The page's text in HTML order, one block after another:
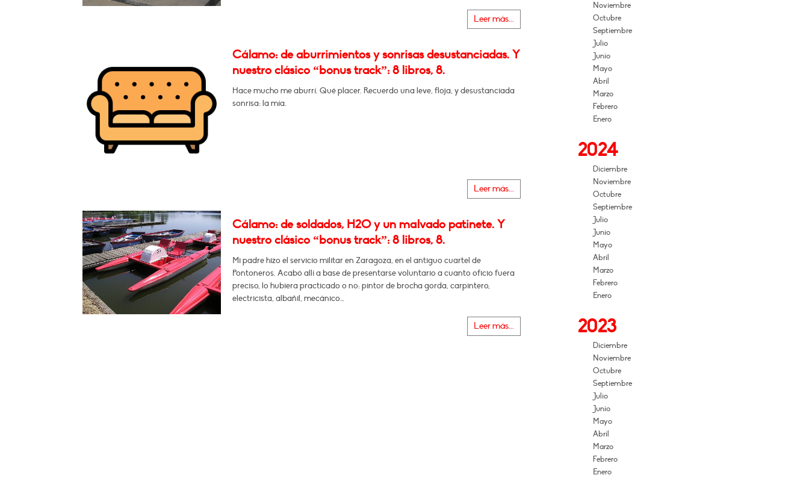
Leer más...
Cálamo: de aburrimientos y sonrisas desustanciadas. Y
nuestro clásico “bonus track”: 8 libros, 8.
Hace mucho me aburrí. Qué placer. Recuerdo una leve, floja, y desustanciada
sonrisa: la mía.
Leer más...
Cálamo: de soldados, H2O y un malvado patinete. Y
nuestro clásico “bonus track”: 8 libros, 8.
Mi padre hizo el servicio militar en Zaragoza, en el antiguo cuartel de
Pontoneros. Acabó allí a base de presentarse voluntario a cuanto oficio fuera
preciso, lo hubiera practicado o no: pintor de brocha gorda, carpintero,
electricista, albañil, mecánico…
Leer más...
Noviembre
Octubre
Septiembre
Julio
Junio
Mayo
Abril
Marzo
Febrero
Enero
2024
Diciembre
Noviembre
Octubre
Septiembre
Julio
Junio
Mayo
Abril
Marzo
Febrero
Enero
2023
Diciembre
Noviembre
Octubre
Septiembre
Julio
Junio
Mayo
Abril
Marzo
Febrero
Enero